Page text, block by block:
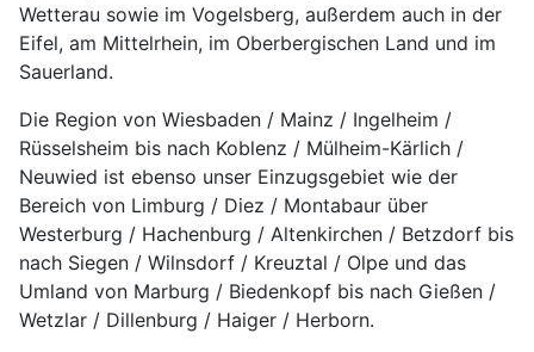
Wetterau sowie im Vogelsberg, außerdem auch in der
Eifel, am Mittelrhein, im Oberbergischen Land und im
Sauerland.
Die Region von Wiesbaden / Mainz / Ingelheim /
Rüsselsheim bis nach Koblenz / Mülheim-Kärlich /
Neuwied ist ebenso unser Einzugsgebiet wie der
Bereich von Limburg / Diez / Montabaur über
Westerburg / Hachenburg / Altenkirchen / Betzdorf bis
nach Siegen / Wilnsdorf / Kreuztal / Olpe und das
Umland von Marburg / Biedenkopf bis nach Gießen /
Wetzlar / Dillenburg / Haiger / Herborn.